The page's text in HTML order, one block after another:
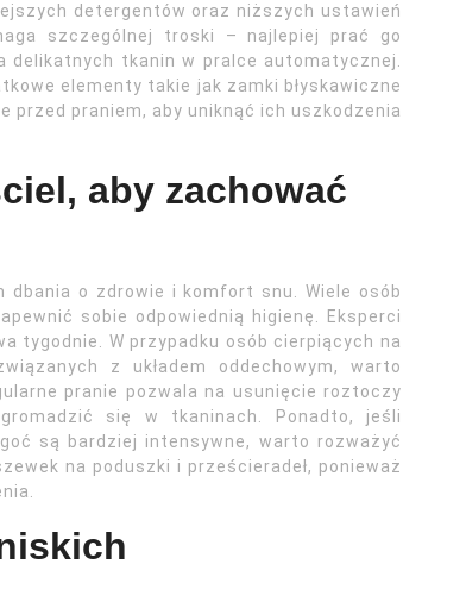
detergentów oraz niższych ustawień
szczególnej troski – najlepiej prać go
tkanin w pralce automatycznej.
elementy takie jak zamki błyskawiczne
przed praniem, aby uniknąć ich uszkodzenia
aby zachować
dbania o zdrowie i komfort snu. Wiele osób
sobie odpowiednią higienę. Eksperci
tygodnie. W przypadku osób cierpiących na
z układem oddechowym, warto
pranie pozwala na usunięcie roztoczy
się w tkaninach. Ponadto, jeśli
są bardziej intensywne, warto rozważyć
na poduszki i prześcieradeł, ponieważ